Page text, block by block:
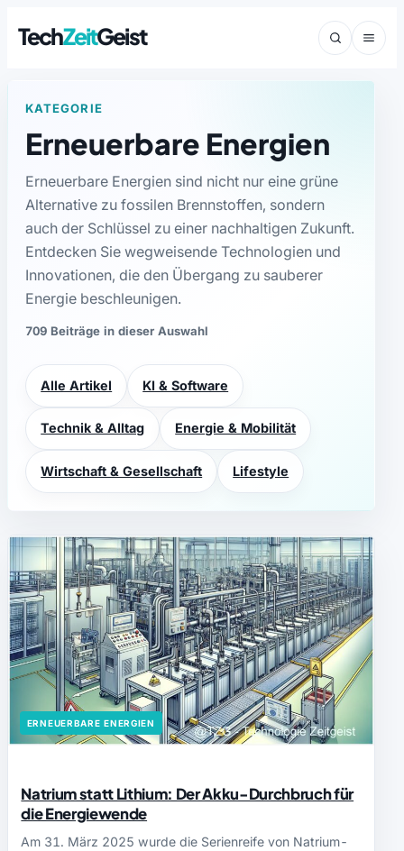
TechZeitGeist
KATEGORIE
Erneuerbare Energien
Erneuerbare Energien sind nicht nur eine grüne
Alternative zu fossilen Brennstoffen, sondern
auch der Schlüssel zu einer nachhaltigen Zukunft.
Entdecken Sie wegweisende Technologien und
Innovationen, die den Übergang zu sauberer
Energie beschleunigen.
709 Beiträge in dieser Auswahl
Alle Artikel KI & Software
Technik & Alltag Energie & Mobilität
Wirtschaft & Gesellschaft Lifestyle
ERNEUERBARE ENERGIEN
Natrium statt Lithium: Der Akku-Durchbruch für
die Energiewende
Am 31. März 2025 wurde die Serienreife von Natrium-